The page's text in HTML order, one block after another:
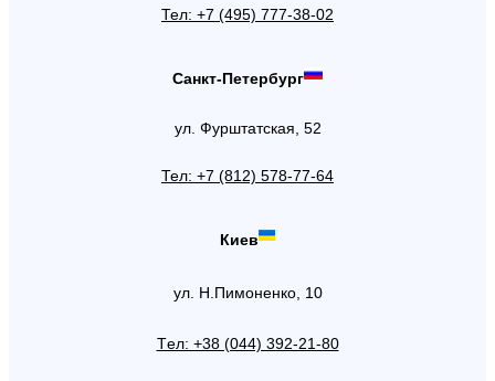
Тел: +7 (495) 777-38-02
Санкт-Петербург
ул. Фурштатская, 52
Тел: +7 (812) 578-77-64
Киев
ул. Н.Пимоненко, 10
Tел: +38 (044) 392-21-80